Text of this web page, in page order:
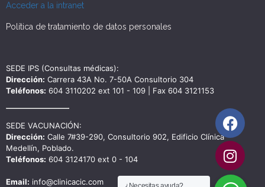
Acceder a la intranet
Política de tratamiento de datos personales
SEDE IPS (Consultas médicas):
Dirección: Carrera 43A No. 7-50A Consultorio 304
Teléfonos: 604 3110202 ext 101 - 109 | Fax 604 3121153
SEDE VACUNACIÓN:
Dirección: Calle 7#39-290, Consultorio 902, Edificio Clínica
Medellín, Poblado.
Teléfonos: 604 3124170 ext 0 - 104
Email: info@clinicacic.com